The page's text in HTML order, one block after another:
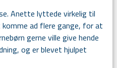
Anette lyttede virkelig til
ad flere gange, for at
gerne ville give hende
og er blevet hjulpet